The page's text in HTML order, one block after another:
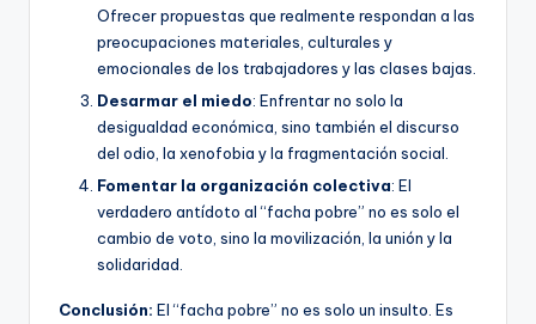
Ofrecer propuestas que realmente respondan a las
preocupaciones materiales, culturales y
emocionales de los trabajadores y las clases bajas.
Desarmar el miedo: Enfrentar no solo la
desigualdad económica, sino también el discurso
del odio, la xenofobia y la fragmentación social.
Fomentar la organización colectiva: El
verdadero antídoto al “facha pobre” no es solo el
cambio de voto, sino la movilización, la unión y la
solidaridad.
Conclusión: El “facha pobre” no es solo un insulto. Es